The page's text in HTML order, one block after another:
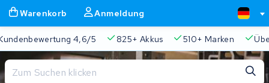
Warenkorb Anmeldung
4,6/5 825+ Akkus 510+ Marken Über 45.000 Akkus
Schließen